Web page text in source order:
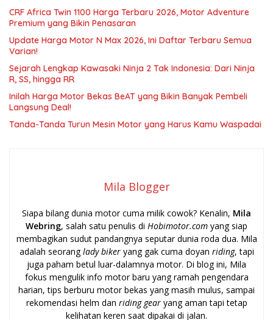
CRF Africa Twin 1100 Harga Terbaru 2026, Motor Adventure
Premium yang Bikin Penasaran
Update Harga Motor N Max 2026, Ini Daftar Terbaru Semua
Varian!
Sejarah Lengkap Kawasaki Ninja 2 Tak Indonesia: Dari Ninja
R, SS, hingga RR
Inilah Harga Motor Bekas BeAT yang Bikin Banyak Pembeli
Langsung Deal!
Tanda-Tanda Turun Mesin Motor yang Harus Kamu Waspadai
Mila Blogger
Siapa bilang dunia motor cuma milik cowok? Kenalin, Mila
Webring, salah satu penulis di Hobimotor.com yang siap
membagikan sudut pandangnya seputar dunia roda dua. Mila
adalah seoranglady bikeryang gak cuma doyan riding, tapi
juga paham betul luar-dalamnya motor. Di blog ini, Mila
fokus mengulik info motor baru yang ramah pengendara
harian, tips berburu motor bekas yang masih mulus, sampai
rekomendasi helm dan riding gearyang aman tapi tetap
kelihatan keren saat dipakai di jalan.